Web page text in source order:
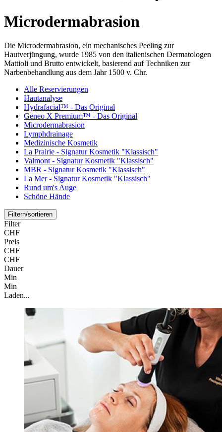
Microdermabrasion
Die Microdermabrasion, ein mechanisches Peeling zur
Hautverjüngung, wurde 1985 von den italienischen Dermatologen
Mattioli und Brutto entwickelt, basierend auf Techniken zur
Narbenbehandlung aus dem Jahr 1500 v. Chr.
Alle Reservierungen
Hautanalyse
Hydrafacial™ - Das Original
Geneo X Premium™ - Das Original
Microdermabrasion
Lymphdrainage
Medizinische Kosmetik
La Prairie - Signatur Kosmetik "Klassisch"
Valmont - Signatur Kosmetik "Klassisch"
MBR - Signatur Kosmetik "Klassisch"
La Mer - Signatur Kosmetik "Klassisch"
Rund um's Auge
Schöne Hände
Filtern/sortieren
Filter
CHF
Preis
CHF
CHF
Dauer
Min
Min
Laden...